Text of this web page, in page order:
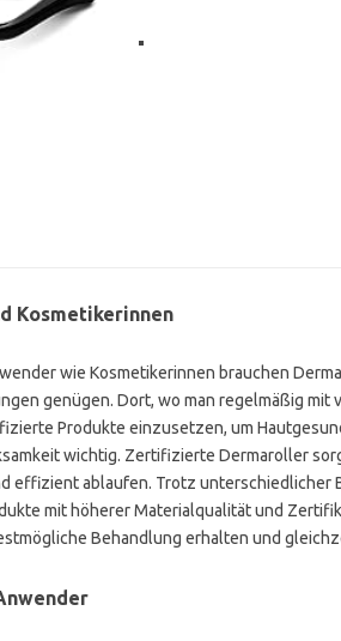
Kosmetikerinnen
wie Kosmetikerinnen brauchen
genügen. Dort, wo man regelmäßig mit
Produkte einzusetzen, um
wichtig. Zertifizierte Dermaroller
effizient ablaufen. Trotz unterschiedlicher
mit höherer Materialqualität und
Behandlung erhalten und